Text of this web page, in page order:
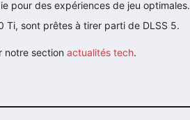
pour des expériences de jeu optimales.
Ti, sont prêtes à tirer parti de DLSS 5.
notre section actualités tech.